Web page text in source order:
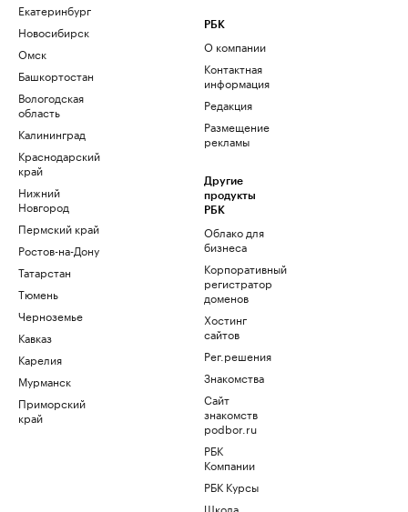
Екатеринбург
Новосибирск
Омск
Башкортостан
Вологодская
область
Калининград
Краснодарский
край
Нижний
Новгород
Пермский край
Ростов-на-Дону
Татарстан
Тюмень
Черноземье
Кавказ
Карелия
Мурманск
Приморский
край
РБК
О компании
Контактная
информация
Редакция
Размещение
рекламы
Другие
продукты
РБК
Облако для
бизнеса
Корпоративный
регистратор
доменов
Хостинг
сайтов
Рег.решения
Знакомства
Сайт
знакомств
podbor.ru
РБК
Компании
РБК Курсы
Школа